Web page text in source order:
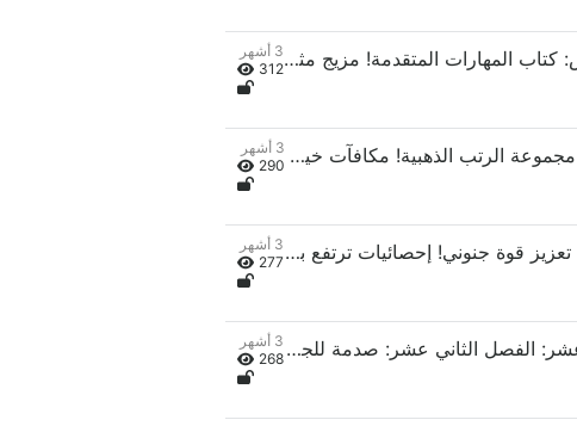
الفصل السادس: كتاب المهارات المتقدمة! مزيج مثالي بين عنصر اللهب وعنصر الهواء!3 أشهر
312
الفصل الثامن: مجموعة الرتب الذهبية! مكافآت خيالية! 3 أشهر
290
الفصل العاشر: تعزيز قوة جنوني! إحصائيات ترتفع بشكل صاروخي! 3 أشهر
277
الفصل الثاني عشر: الفصل الثاني عشر: صدمة للجميع! سولو يقتل التنين الحديدي! 3 أشهر
268